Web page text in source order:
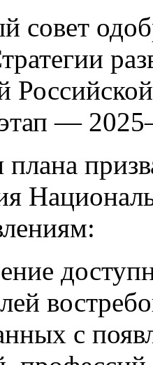
совет
этап —
с